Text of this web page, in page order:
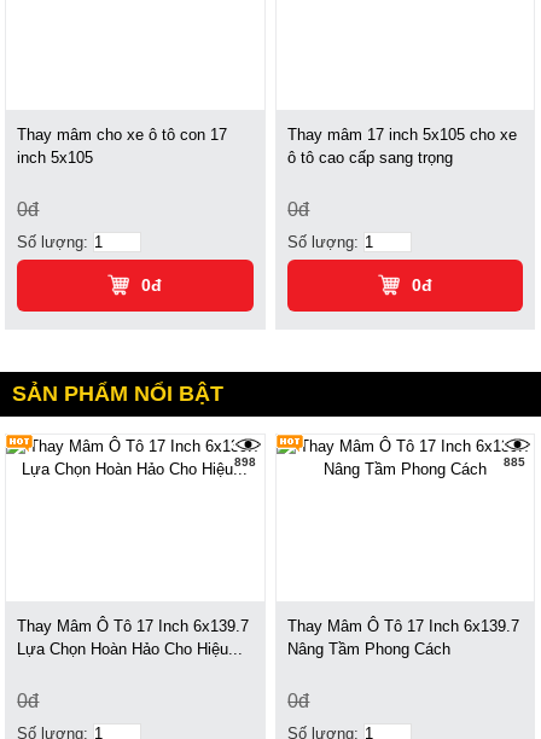
Thay mâm cho xe ô tô con 17
inch 5x105
0đ
Số lượng:
0đ
Thay mâm 17 inch 5x105 cho xe
ô tô cao cấp sang trọng
0đ
Số lượng:
0đ
SẢN PHẨM NỔI BẬT
898
Thay Mâm Ô Tô 17 Inch 6x139.7
Lựa Chọn Hoàn Hảo Cho Hiệu...
0đ
Số lượng:
885
Thay Mâm Ô Tô 17 Inch 6x139.7
Nâng Tầm Phong Cách
0đ
Số lượng: